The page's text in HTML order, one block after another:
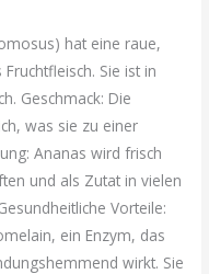
hat eine raue,
Sie ist in
Geschmack: Die
was sie zu einer
Ananas wird frisch
und als Zutat in vielen
Vorteile:
ein Enzym, das
wirkt. Sie